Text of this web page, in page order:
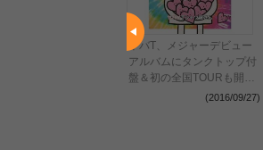
ヤバT、メジャーデビュー
アルバムにタンクトップ付
盤＆初の全国TOURも開
(2016/09/27)